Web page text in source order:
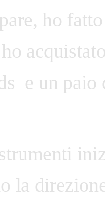
ho
e un
la